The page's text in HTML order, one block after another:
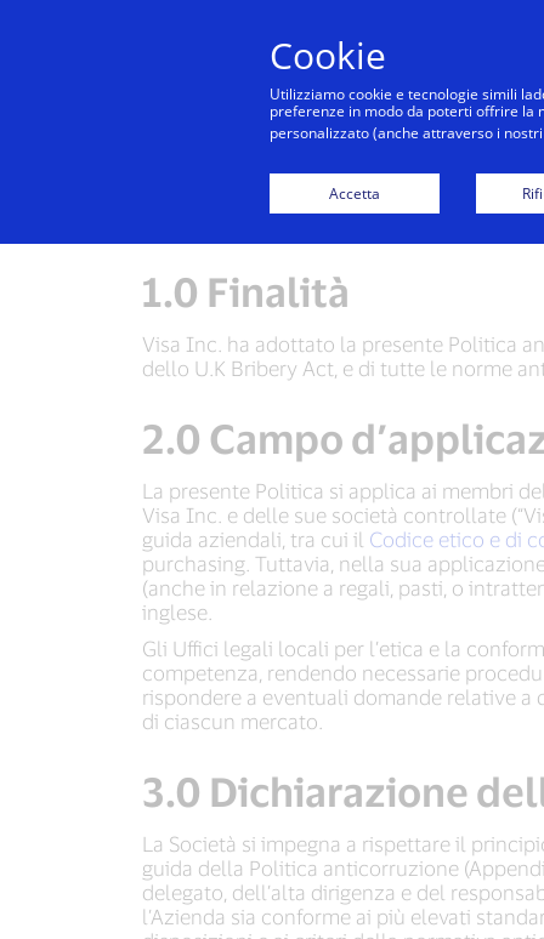
1.0 Finalità
Visa Inc. ha adottato la presente Politica
dello U.K Bribery Act, e di tutte le norme
2.0 Campo
La presente Politica si applica ai membri
Visa Inc. e delle sue società controllate
guida aziendali, tra cui il Codice etico e di
purchasing. Tuttavia, nella sua
(anche in relazione a regali, pasti, o
inglese.
Gli Uffici legali locali per l’etica e la
competenza, rendendo necessarie
rispondere a eventuali domande relative
di ciascun mercato.
3.0 Dichiarazione
La Società si impegna a rispettare il
guida della Politica anticorruzione
delegato, dell’alta dirigenza e del
l’Azienda sia conforme ai più elevati
Cookie
Utilizziamo cookie e tecnologie simili
preferenze in modo da poterti offrire la
personalizzato (anche attraverso i
Accetta